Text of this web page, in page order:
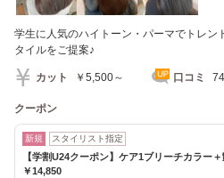
学生に人気のハイトーン・パーマでトレン
タイルをご提案♪
カット ￥5,500～ 口コミ
クーポン
新規 スタイリスト指定
【学割U24クーポン】ケア1ブリーチカラー
￥14,850